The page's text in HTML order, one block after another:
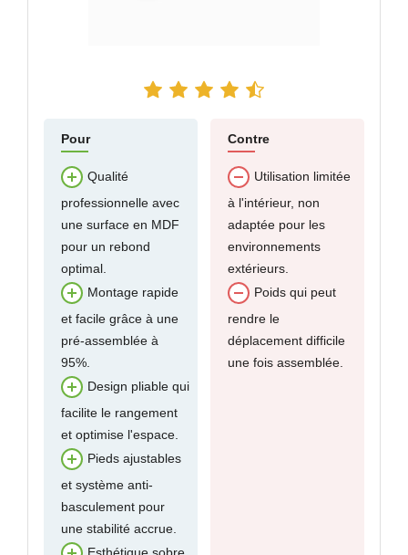
Pour
Qualité
professionnelle avec
une surface en MDF
pour un rebond
optimal.
Montage rapide
et facile grâce à une
pré-assemblée à
95%.
Design pliable qui
facilite le rangement
et optimise l'espace.
Pieds ajustables
et système anti-
basculement pour
une stabilité accrue.
Esthétique sobre
Contre
Utilisation limitée
à l'intérieur, non
adaptée pour les
environnements
extérieurs.
Poids qui peut
rendre le
déplacement difficile
une fois assemblée.